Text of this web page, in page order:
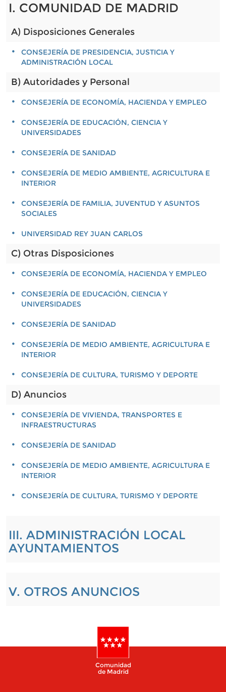
I. COMUNIDAD DE MADRID
A) Disposiciones Generales
CONSEJERÍA DE PRESIDENCIA, JUSTICIA Y
ADMINISTRACIÓN LOCAL
B) Autoridades y Personal
CONSEJERÍA DE ECONOMÍA, HACIENDA Y EMPLEO
CONSEJERÍA DE EDUCACIÓN, CIENCIA Y
UNIVERSIDADES
CONSEJERÍA DE SANIDAD
CONSEJERÍA DE MEDIO AMBIENTE, AGRICULTURA E
INTERIOR
CONSEJERÍA DE FAMILIA, JUVENTUD Y ASUNTOS
SOCIALES
UNIVERSIDAD REY JUAN CARLOS
C) Otras Disposiciones
CONSEJERÍA DE ECONOMÍA, HACIENDA Y EMPLEO
CONSEJERÍA DE EDUCACIÓN, CIENCIA Y
UNIVERSIDADES
CONSEJERÍA DE SANIDAD
CONSEJERÍA DE MEDIO AMBIENTE, AGRICULTURA E
INTERIOR
CONSEJERÍA DE CULTURA, TURISMO Y DEPORTE
D) Anuncios
CONSEJERÍA DE VIVIENDA, TRANSPORTES E
INFRAESTRUCTURAS
CONSEJERÍA DE SANIDAD
CONSEJERÍA DE MEDIO AMBIENTE, AGRICULTURA E
INTERIOR
CONSEJERÍA DE CULTURA, TURISMO Y DEPORTE
III. ADMINISTRACIÓN LOCAL
AYUNTAMIENTOS
V. OTROS ANUNCIOS
Comunidad
de Madrid